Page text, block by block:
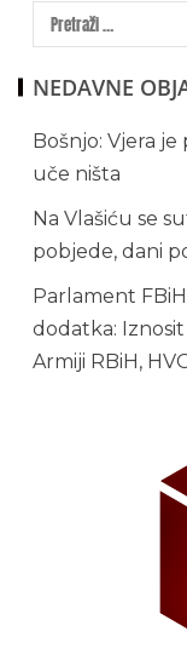
NEDAVNE
Bošnjo: Vjera
uče ništa
Na Vlašiću se
pobjede, dani
Parlament
dodatka:
Armiji RBiH,